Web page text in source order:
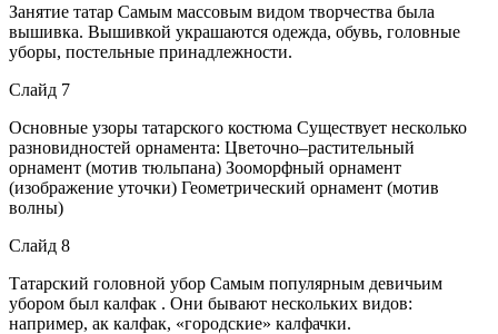
Занятие татар Самым массовым видом творчества была
вышивка. Вышивкой украшаются одежда, обувь, головные
уборы, постельные принадлежности.
Слайд 7
Основные узоры татарского костюма Существует несколько
разновидностей орнамента: Цветочно–растительный
орнамент (мотив тюльпана) Зооморфный орнамент
(изображение уточки) Геометрический орнамент (мотив
волны)
Слайд 8
Татарский головной убор Самым популярным девичьим
убором был калфак . Они бывают нескольких видов:
например, ак калфак, «городские» калфачки.